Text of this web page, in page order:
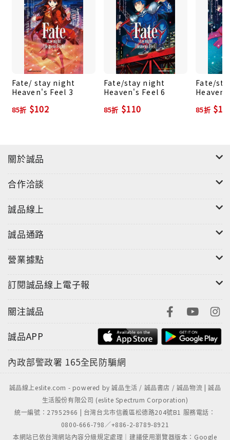
Fate/ stay night
Heaven's Feel 3
85折 $102
Fate/stay night
Heaven's Feel 6
85折 $110
Fate/
85折
關於誠品
合作洽談
誠品線上
誠品通路
營業據點
訂閱誠品線上電子報
關注誠品
誠品APP
內政部警政署 165全民防騙網
誠品線上eslite.com - powered by 誠品生活 / 誠品書店 / 誠品物流 | 誠品
生活股份有限公司 (eslite Spectrum Corporation)
統一編號：27952966 | 台灣台北市信義區松德路204號B1 服務電話：
0800-666-798／+886-2-8789-8921
本網站已依台灣網站內容分級規定處理｜建議使用瀏覽器版本：Google